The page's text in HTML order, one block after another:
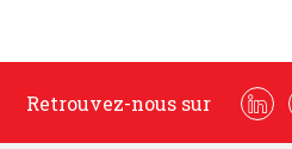
Retrouvez-nous sur